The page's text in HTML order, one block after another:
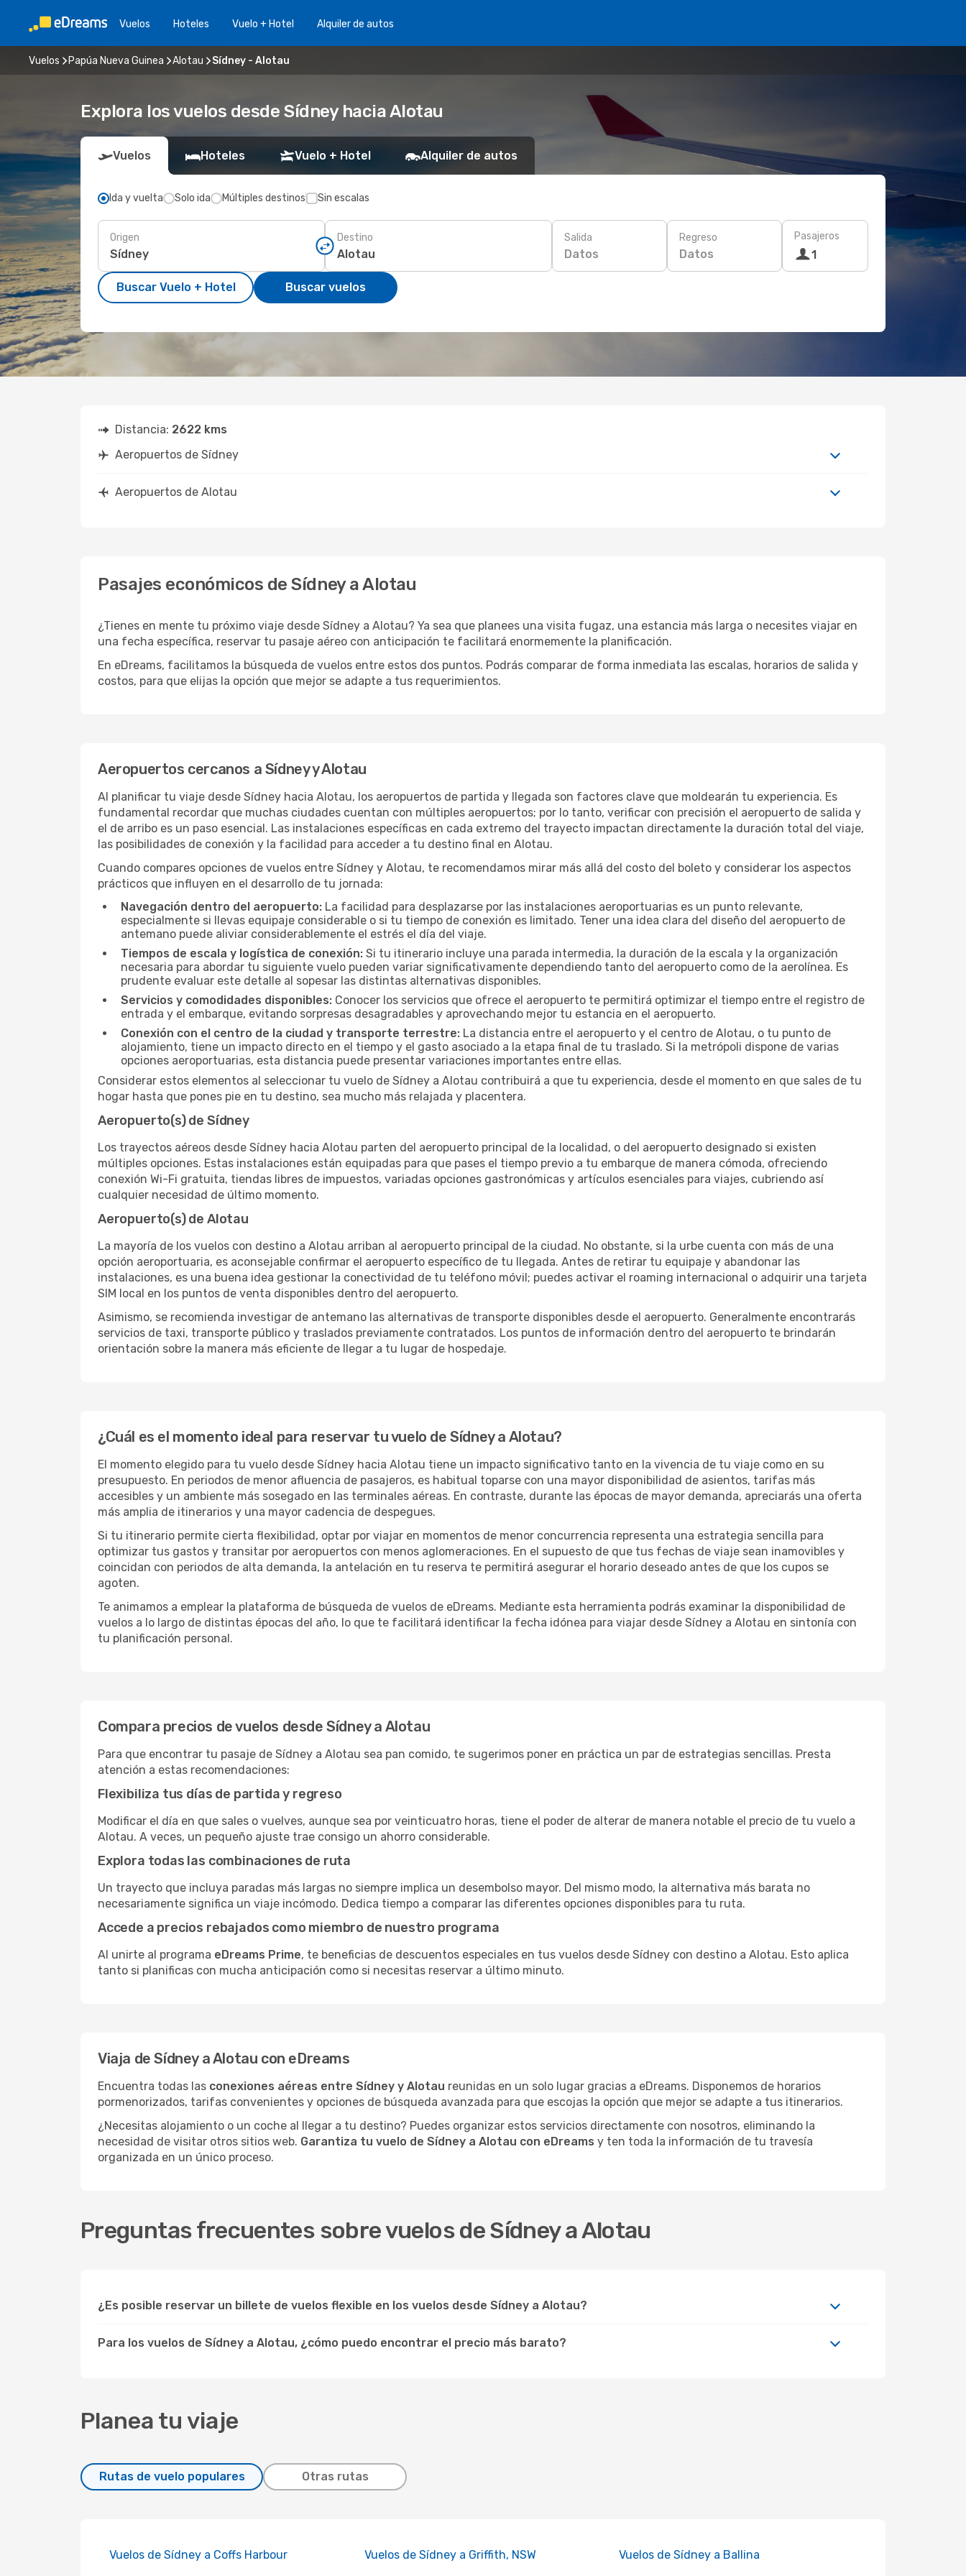
Vuelos Hoteles Vuelo + Hotel Alquiler de autos
Vuelos Papúa Nueva Guinea Alotau Sídney - Alotau
Explora los vuelos desde Sídney hacia Alotau
Vuelos Hoteles Vuelo + Hotel Alquiler de autos
Ida y vuelta Solo ida Múltiples destinos Sin escalas
Origen Destino Salida
Datos
Regreso
Datos
Pasajeros
1
Buscar Vuelo + Hotel Buscar vuelos
Distancia: 2622 kms
Aeropuertos de Sídney
Aeropuertos de Alotau
Pasajes económicos de Sídney a Alotau
¿Tienes en mente tu próximo viaje desde Sídney a Alotau? Ya sea que planees una visita fugaz, una estancia más larga o necesites viajar en
una fecha específica, reservar tu pasaje aéreo con anticipación te facilitará enormemente la planificación.
En eDreams, facilitamos la búsqueda de vuelos entre estos dos puntos. Podrás comparar de forma inmediata las escalas, horarios de salida y
costos, para que elijas la opción que mejor se adapte a tus requerimientos.
Aeropuertos cercanos a Sídney y Alotau
Al planificar tu viaje desde Sídney hacia Alotau, los aeropuertos de partida y llegada son factores clave que moldearán tu experiencia. Es
fundamental recordar que muchas ciudades cuentan con múltiples aeropuertos; por lo tanto, verificar con precisión el aeropuerto de salida y
el de arribo es un paso esencial. Las instalaciones específicas en cada extremo del trayecto impactan directamente la duración total del viaje,
las posibilidades de conexión y la facilidad para acceder a tu destino final en Alotau.
Cuando compares opciones de vuelos entre Sídney y Alotau, te recomendamos mirar más allá del costo del boleto y considerar los aspectos
prácticos que influyen en el desarrollo de tu jornada:
Navegación dentro del aeropuerto: La facilidad para desplazarse por las instalaciones aeroportuarias es un punto relevante,
especialmente si llevas equipaje considerable o si tu tiempo de conexión es limitado. Tener una idea clara del diseño del aeropuerto de
antemano puede aliviar considerablemente el estrés el día del viaje.
Tiempos de escala y logística de conexión: Si tu itinerario incluye una parada intermedia, la duración de la escala y la organización
necesaria para abordar tu siguiente vuelo pueden variar significativamente dependiendo tanto del aeropuerto como de la aerolínea. Es
prudente evaluar este detalle al sopesar las distintas alternativas disponibles.
Servicios y comodidades disponibles: Conocer los servicios que ofrece el aeropuerto te permitirá optimizar el tiempo entre el registro de
entrada y el embarque, evitando sorpresas desagradables y aprovechando mejor tu estancia en el aeropuerto.
Conexión con el centro de la ciudad y transporte terrestre: La distancia entre el aeropuerto y el centro de Alotau, o tu punto de
alojamiento, tiene un impacto directo en el tiempo y el gasto asociado a la etapa final de tu traslado. Si la metrópoli dispone de varias
opciones aeroportuarias, esta distancia puede presentar variaciones importantes entre ellas.
Considerar estos elementos al seleccionar tu vuelo de Sídney a Alotau contribuirá a que tu experiencia, desde el momento en que sales de tu
hogar hasta que pones pie en tu destino, sea mucho más relajada y placentera.
Aeropuerto(s) de Sídney
Los trayectos aéreos desde Sídney hacia Alotau parten del aeropuerto principal de la localidad, o del aeropuerto designado si existen
múltiples opciones. Estas instalaciones están equipadas para que pases el tiempo previo a tu embarque de manera cómoda, ofreciendo
conexión Wi-Fi gratuita, tiendas libres de impuestos, variadas opciones gastronómicas y artículos esenciales para viajes, cubriendo así
cualquier necesidad de último momento.
Aeropuerto(s) de Alotau
La mayoría de los vuelos con destino a Alotau arriban al aeropuerto principal de la ciudad. No obstante, si la urbe cuenta con más de una
opción aeroportuaria, es aconsejable confirmar el aeropuerto específico de tu llegada. Antes de retirar tu equipaje y abandonar las
instalaciones, es una buena idea gestionar la conectividad de tu teléfono móvil; puedes activar el roaming internacional o adquirir una tarjeta
SIM local en los puntos de venta disponibles dentro del aeropuerto.
Asimismo, se recomienda investigar de antemano las alternativas de transporte disponibles desde el aeropuerto. Generalmente encontrarás
servicios de taxi, transporte público y traslados previamente contratados. Los puntos de información dentro del aeropuerto te brindarán
orientación sobre la manera más eficiente de llegar a tu lugar de hospedaje.
¿Cuál es el momento ideal para reservar tu vuelo de Sídney a Alotau?
El momento elegido para tu vuelo desde Sídney hacia Alotau tiene un impacto significativo tanto en la vivencia de tu viaje como en su
presupuesto. En periodos de menor afluencia de pasajeros, es habitual toparse con una mayor disponibilidad de asientos, tarifas más
accesibles y un ambiente más sosegado en las terminales aéreas. En contraste, durante las épocas de mayor demanda, apreciarás una oferta
más amplia de itinerarios y una mayor cadencia de despegues.
Si tu itinerario permite cierta flexibilidad, optar por viajar en momentos de menor concurrencia representa una estrategia sencilla para
optimizar tus gastos y transitar por aeropuertos con menos aglomeraciones. En el supuesto de que tus fechas de viaje sean inamovibles y
coincidan con periodos de alta demanda, la antelación en tu reserva te permitirá asegurar el horario deseado antes de que los cupos se
agoten.
Te animamos a emplear la plataforma de búsqueda de vuelos de eDreams. Mediante esta herramienta podrás examinar la disponibilidad de
vuelos a lo largo de distintas épocas del año, lo que te facilitará identificar la fecha idónea para viajar desde Sídney a Alotau en sintonía con
tu planificación personal.
Compara precios de vuelos desde Sídney a Alotau
Para que encontrar tu pasaje de Sídney a Alotau sea pan comido, te sugerimos poner en práctica un par de estrategias sencillas. Presta
atención a estas recomendaciones:
Flexibiliza tus días de partida y regreso
Modificar el día en que sales o vuelves, aunque sea por veinticuatro horas, tiene el poder de alterar de manera notable el precio de tu vuelo a
Alotau. A veces, un pequeño ajuste trae consigo un ahorro considerable.
Explora todas las combinaciones de ruta
Un trayecto que incluya paradas más largas no siempre implica un desembolso mayor. Del mismo modo, la alternativa más barata no
necesariamente significa un viaje incómodo. Dedica tiempo a comparar las diferentes opciones disponibles para tu ruta.
Accede a precios rebajados como miembro de nuestro programa
Al unirte al programa eDreams Prime, te beneficias de descuentos especiales en tus vuelos desde Sídney con destino a Alotau. Esto aplica
tanto si planificas con mucha anticipación como si necesitas reservar a último minuto.
Viaja de Sídney a Alotau con eDreams
Encuentra todas las conexiones aéreas entre Sídney y Alotau reunidas en un solo lugar gracias a eDreams. Disponemos de horarios
pormenorizados, tarifas convenientes y opciones de búsqueda avanzada para que escojas la opción que mejor se adapte a tus itinerarios.
¿Necesitas alojamiento o un coche al llegar a tu destino? Puedes organizar estos servicios directamente con nosotros, eliminando la
necesidad de visitar otros sitios web. Garantiza tu vuelo de Sídney a Alotau con eDreams y ten toda la información de tu travesía
organizada en un único proceso.
Preguntas frecuentes sobre vuelos de Sídney a Alotau
¿Es posible reservar un billete de vuelos flexible en los vuelos desde Sídney a Alotau?
Para los vuelos de Sídney a Alotau, ¿cómo puedo encontrar el precio más barato?
Planea tu viaje
Rutas de vuelo populares Otras rutas
Vuelos de Sídney a Coffs Harbour Vuelos de Sídney a Griffith, NSW Vuelos de Sídney a Ballina